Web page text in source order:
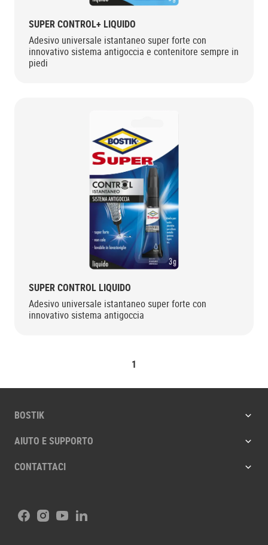
SUPER CONTROL+ LIQUIDO
Adesivo universale istantaneo super forte con
innovativo sistema antigoccia e contenitore sempre in
piedi
SUPER CONTROL LIQUIDO
Adesivo universale istantaneo super forte con
innovativo sistema antigoccia
1
BOSTIK
AIUTO E SUPPORTO
CONTATTACI
Facebook
Instagram
YoutubeLinkedIn